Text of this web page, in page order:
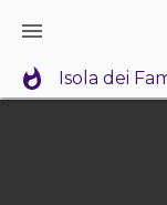
Isola dei